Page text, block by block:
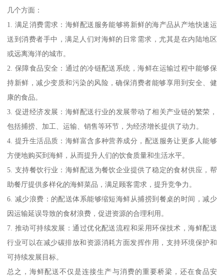
几个方面：
1. 满足消费需求：海鲜配送服务能够将新鲜的海产品从产地快速运
送到消费者手中，满足人们对海鲜的日常需求，尤其是在内陆地区
或远离海洋的城市。
2. 保障食品安全：通过的冷链配送系统，海鲜在运输过程中能够保
持新鲜，减少变质和污染的风险，确保消费者能够享用到安全、健
康的食品。
3. 促进经济发展：海鲜配送行业的发展带动了相关产业链的繁荣，
包括捕捞、加工、运输、销售等环节，为经济增长提供了动力。
4. 提升生活品质：海鲜富含多种营养成分，配送服务让更多人能够
方便地购买到海鲜，从而提升人们的饮食质量和生活水平。
5. 支持餐饮行业：海鲜配送为餐饮企业提供了稳定的食材供应，帮
助餐厅提供多样化的海鲜菜品，满足顾客需求，提升竞争力。
6. 减少浪费：的配送体系能够缩短海鲜从捕捞到餐桌的时间，减少
因运输延误导致的食材浪费，促进资源的合理利用。
7. 推动可持续发展：通过优化配送流程和采用环保技术，海鲜配送
行业可以在减少碳排放和资源消耗方面发挥作用，支持环境保护和
可持续发展目标。
总之，海鲜配送不仅是连接生产与消费的重要桥梁，还在食品安